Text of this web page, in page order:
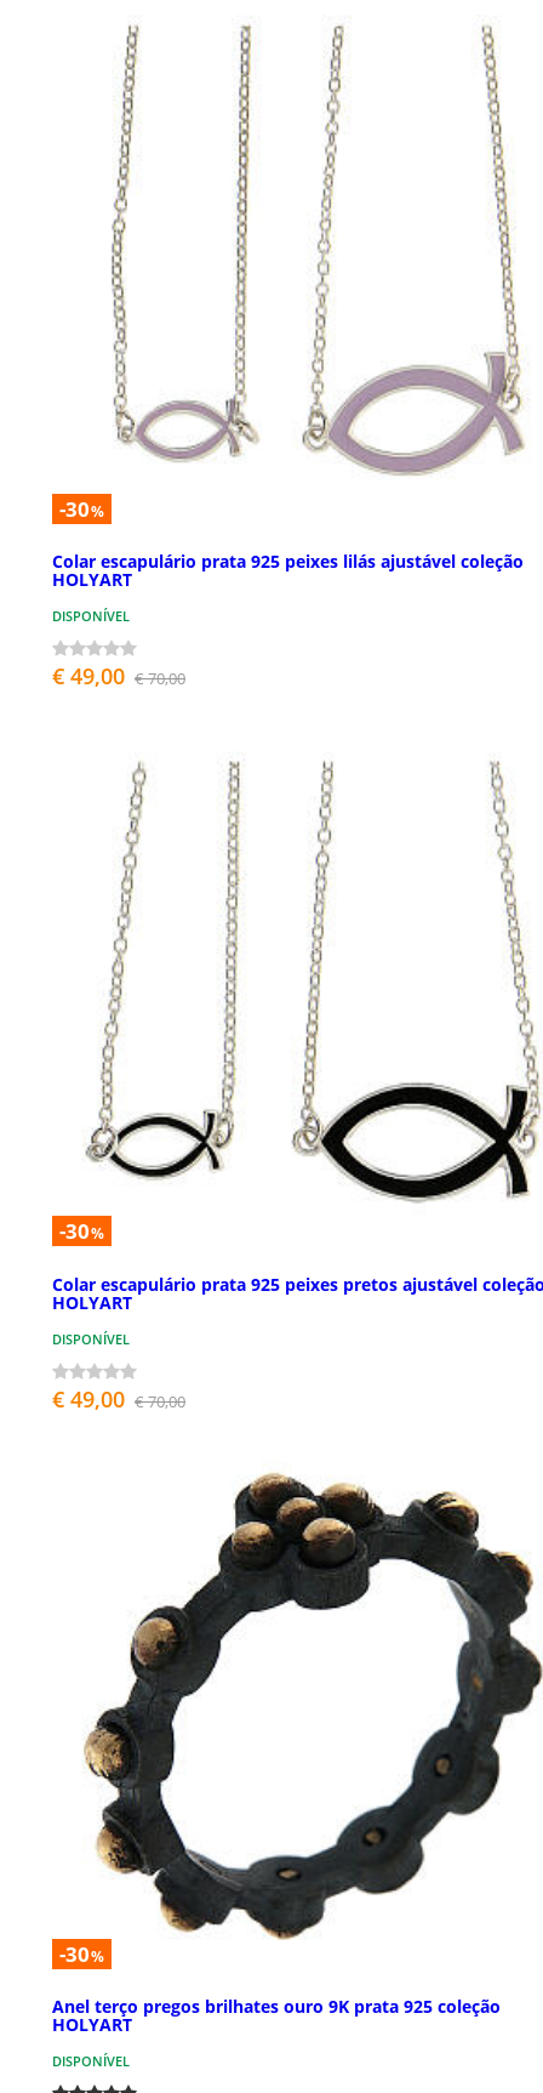
-30%
Colar escapulário prata 925 peixes lilás ajustável coleção
HOLYART
DISPONÍVEL
€ 49,00 € 70,00
-30%
Colar escapulário prata 925 peixes pretos ajustável
HOLYART
DISPONÍVEL
€ 49,00 € 70,00
-30%
Anel terço pregos brilhates ouro 9K prata 925 coleção
HOLYART
DISPONÍVEL